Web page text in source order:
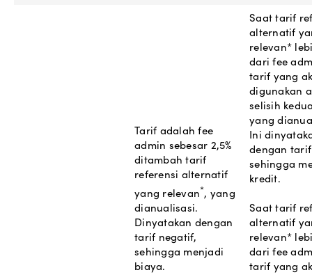
Tarif adalah fee
admin sebesar 2,5%
ditambah tarif
referensi alternatif
yang relevan*, yang
dianualisasi.
Dinyatakan dengan
tarif negatif,
sehingga menjadi
biaya.
Saat tarif
alternatif
relevan*
dari fee
tarif yang
digunakan
selisih
yang
Ini
dengan
sehingga
kredit.
Saat tarif
alternatif
relevan*
dari fee
tarif yang